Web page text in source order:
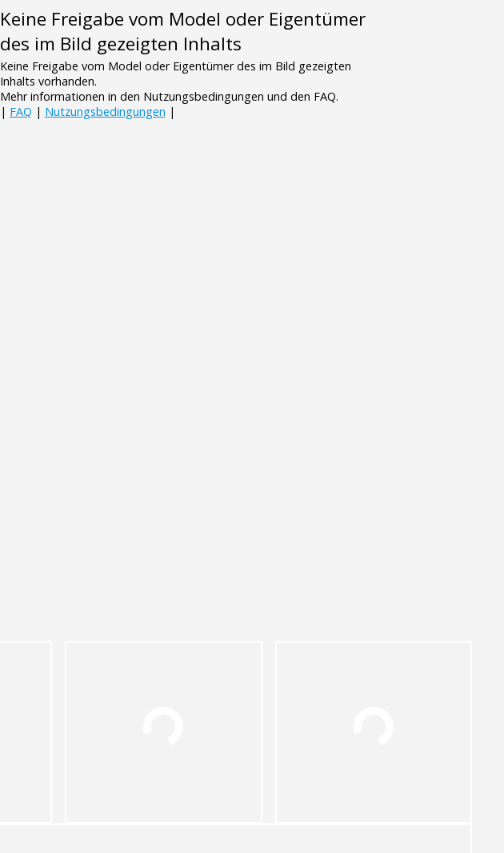
Keine Freigabe vom Model oder Eigentümer
des im Bild gezeigten Inhalts
Keine Freigabe vom Model oder Eigentümer des im Bild gezeigten
Inhalts vorhanden.
Mehr informationen in den Nutzungsbedingungen und den FAQ.
| FAQ | Nutzungsbedingungen |